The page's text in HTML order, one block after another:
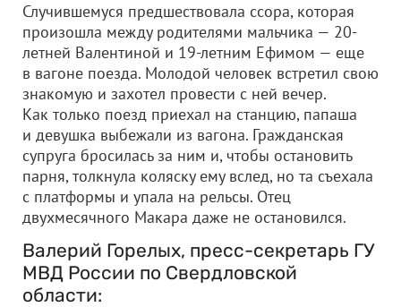
Случившемуся предшествовала ссора, которая
произошла между родителями мальчика — 20-
летней Валентиной и 19-летним Ефимом — еще
в вагоне поезда. Молодой человек встретил свою
знакомую и захотел провести с ней вечер.
Как только поезд приехал на станцию, папаша
и девушка выбежали из вагона. Гражданская
супруга бросилась за ним и, чтобы остановить
парня, толкнула коляску ему вслед, но та съехала
с платформы и упала на рельсы. Отец
двухмесячного Макара даже не остановился.
Валерий Горелых, пресс-секретарь ГУ
МВД России по Свердловской
области: